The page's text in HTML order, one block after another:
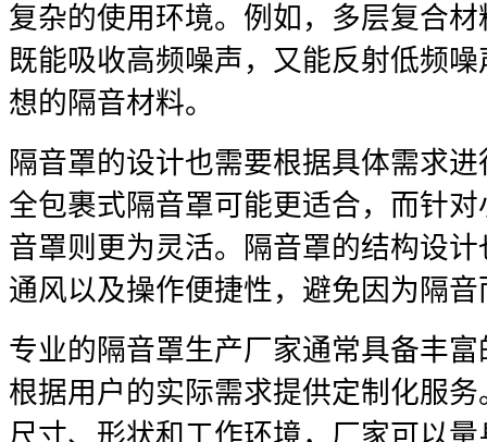
复杂的使用环境。例如，多层复合
既能吸收高频噪声，又能反射低频
想的隔音材料。
隔音罩的设计也需要根据具体需求
全包裹式隔音罩可能更适合，而针
音罩则更为灵活。隔音罩的结构设
通风以及操作便捷性，避免因为隔
专业的隔音罩生产厂家通常具备丰
根据用户的实际需求提供定制化服
尺寸、形状和工作环境，厂家可以